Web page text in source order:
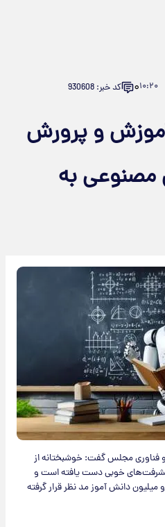
۱۰:۲۰۰ کد خبر: 930608
و پرورش
به
مجلس گفت: خوشبختانه از
خوبی دست یافته است و
دانش آموز مد نظر قرار گرفته